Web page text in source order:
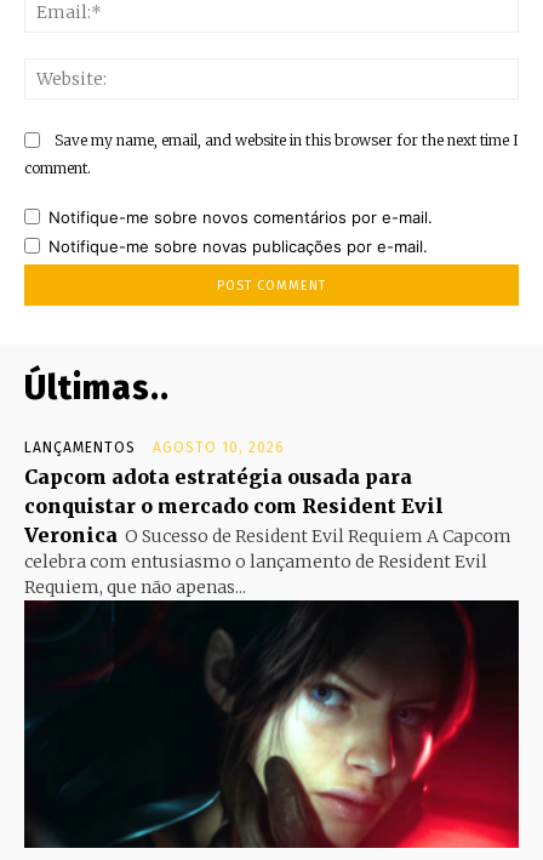
Save my name, email, and website in this browser for the next time I
comment.
Notifique-me sobre novos comentários por e-mail.
Notifique-me sobre novas publicações por e-mail.
Últimas..
LANÇAMENTOS AGOSTO 10, 2026
Capcom adota estratégia ousada para
conquistar o mercado com Resident Evil
Veronica O Sucesso de Resident Evil Requiem A Capcom
celebra com entusiasmo o lançamento de Resident Evil
Requiem, que não apenas...